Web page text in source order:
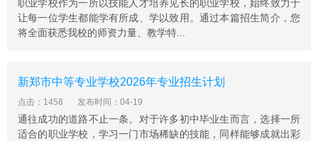
职业学校作为一所以技能人才培养见长的职业学校，始终致力于
让每一位学生都能学有所成、学以致用。通过本篇招生简介，您
将全面获悉我校的师资力量、教学特...
新郑市中等专业学校2026年专业招生计划
点击：1458 发布时间：04-19
通往成功的道路不止一条。对于许多初中毕业生而言，选择一所
适合的职业学校，学习一门市场稀缺的技能，同样能够成就出彩